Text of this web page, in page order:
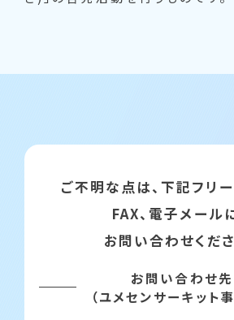
ご不明な点は、下記フリ
FAX、電子メール
お問い合わせくださ
お問い合わせ先
（ユメセンサーキット